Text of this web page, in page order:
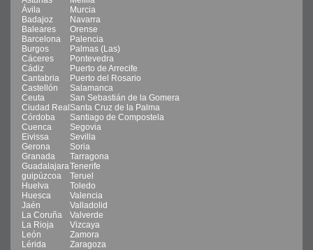
Ávila
Murcia
Badajoz
Navarra
Baleares
Orense
Barcelona
Palencia
Burgos
Palmas (Las)
Cáceres
Pontevedra
Cádiz
Puerto de Arrecife
Cantabria
Puerto del Rosario
Castellón
Salamanca
Ceuta
San Sebastián de la Gomera
Ciudad Real Santa Cruz de la Palma
Córdoba
Santiago de Compostela
Cuenca
Segovia
Eivissa
Sevilla
Gerona
Soria
Granada
Tarragona
GuadalajaraTenerife
guipúzcoa
Teruel
Huelva
Toledo
Huesca
Valencia
Jaén
Valladolid
La Coruña
Valverde
La Rioja
Vizcaya
León
Zamora
Lérida
Zaragoza